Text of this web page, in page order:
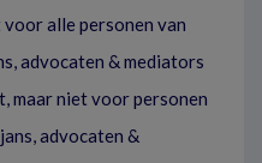
alle personen van
advocaten & mediators
maar niet voor personen
advocaten &